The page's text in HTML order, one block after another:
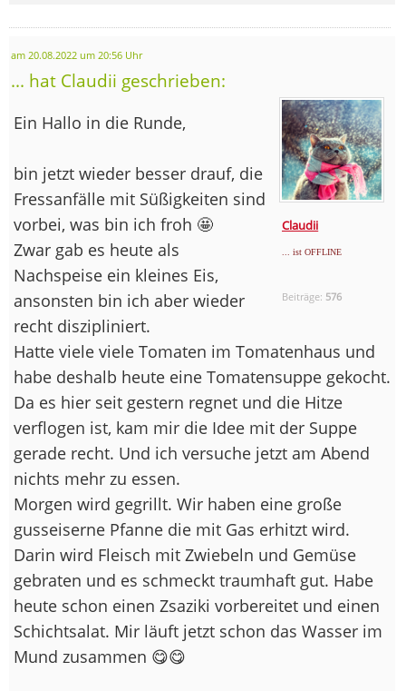
am 20.08.2022 um 20:56 Uhr
... hat Claudii geschrieben:
Claudii
... ist OFFLINE
Beiträge: 576
Ein Hallo in die Runde,
bin jetzt wieder besser drauf, die
Fressanfälle mit Süßigkeiten sind
vorbei, was bin ich froh 🤩
Zwar gab es heute als
Nachspeise ein kleines Eis,
ansonsten bin ich aber wieder
recht diszipliniert.
Hatte viele viele Tomaten im Tomatenhaus und
habe deshalb heute eine Tomatensuppe gekocht.
Da es hier seit gestern regnet und die Hitze
verflogen ist, kam mir die Idee mit der Suppe
gerade recht. Und ich versuche jetzt am Abend
nichts mehr zu essen.
Morgen wird gegrillt. Wir haben eine große
gusseiserne Pfanne die mit Gas erhitzt wird.
Darin wird Fleisch mit Zwiebeln und Gemüse
gebraten und es schmeckt traumhaft gut. Habe
heute schon einen Zsaziki vorbereitet und einen
Schichtsalat. Mir läuft jetzt schon das Wasser im
Mund zusammen 😋😋